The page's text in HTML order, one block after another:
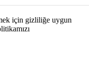
için gizliliğe uygun